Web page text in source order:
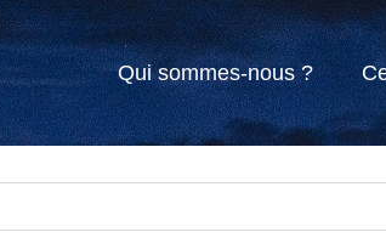
Qui sommes-nous ?